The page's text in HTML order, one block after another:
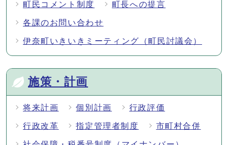
町民コメント制度 町長への提言
各課のお問い合わせ
伊奈町いきいきミーティング（町民討議会）
施策・計画
将来計画 個別計画 行政評価
行政改革 指定管理者制度 市町村合併